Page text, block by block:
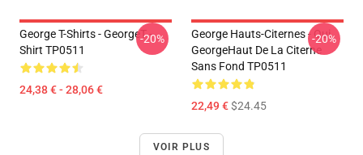
George T-Shirts - GeorgeT -
Shirt TP0511
24,38 € - 28,06 €
-20%
George Hauts-Citernes - Oui.
GeorgeHaut De La Citerne
Sans Fond TP0511
22,49 €$24.45
-20%
VOIR PLUS